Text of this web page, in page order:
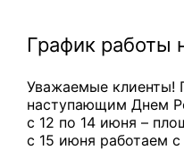
ВМП реле
График работы
Уважаемые клиенты!
наступающим Днем
с 12 по 14 июня –
c 15 июня работаем